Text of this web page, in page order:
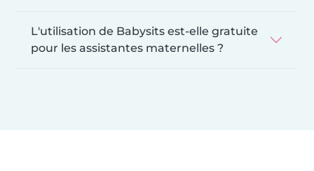
L'utilisation de Babysits est-elle gratuite
pour les assistantes maternelles ?